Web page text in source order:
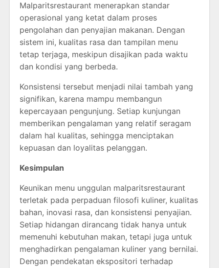
Malparitsrestaurant menerapkan standar
operasional yang ketat dalam proses
pengolahan dan penyajian makanan. Dengan
sistem ini, kualitas rasa dan tampilan menu
tetap terjaga, meskipun disajikan pada waktu
dan kondisi yang berbeda.
Konsistensi tersebut menjadi nilai tambah yang
signifikan, karena mampu membangun
kepercayaan pengunjung. Setiap kunjungan
memberikan pengalaman yang relatif seragam
dalam hal kualitas, sehingga menciptakan
kepuasan dan loyalitas pelanggan.
Kesimpulan
Keunikan menu unggulan malparitsrestaurant
terletak pada perpaduan filosofi kuliner, kualitas
bahan, inovasi rasa, dan konsistensi penyajian.
Setiap hidangan dirancang tidak hanya untuk
memenuhi kebutuhan makan, tetapi juga untuk
menghadirkan pengalaman kuliner yang bernilai.
Dengan pendekatan ekspositori terhadap